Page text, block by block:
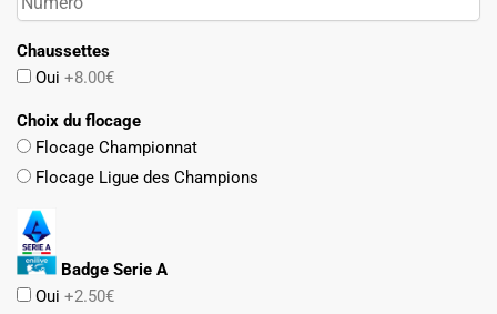
Chaussettes
Oui +8.00€
Choix du flocage
Flocage Championnat
Flocage Ligue des Champions
Badge Serie A
Oui +2.50€